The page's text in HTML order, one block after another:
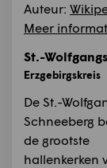
Auteur:
Meer
St.-
Erzgebirgskreis
De St.-
Schneeberg
de grootste
hallenkerken